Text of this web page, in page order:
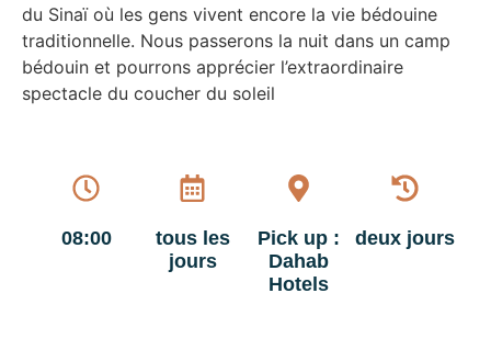
du Sinaï où les gens vivent encore la vie bédouine
traditionnelle. Nous passerons la nuit dans un camp
bédouin et pourrons apprécier l’extraordinaire
spectacle du coucher du soleil
08:00
tous les
jours
Pick up :
Dahab
Hotels
deux jours